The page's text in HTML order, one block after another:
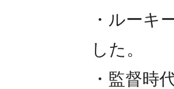
・ルーキ
した。
・監督時